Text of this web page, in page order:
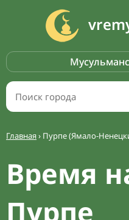
Главная› Пурпе (Ямало-
Время
Пурпе